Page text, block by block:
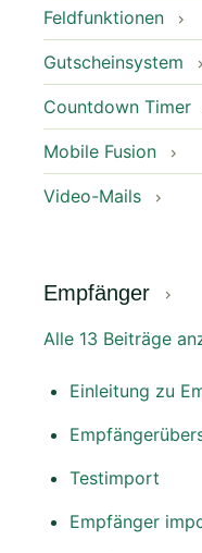
Feldfunktionen
Gutscheinsystem
Countdown Timer
Mobile Fusion
Video-Mails
Empfänger
Alle 13 Beiträge
Einleitung zu
Testimport
Empfänger